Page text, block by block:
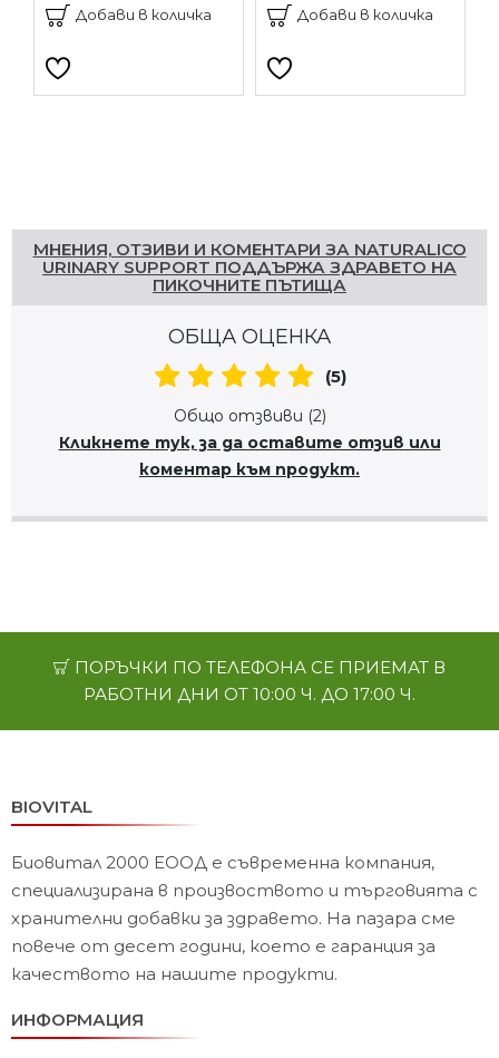
Добави в количка Добави в количка
МНЕНИЯ, ОТЗИВИ И КОМЕНТАРИ ЗА NATURALICO
URINARY SUPPORT ПОДДЪРЖА ЗДРАВЕТО НА
ПИКОЧНИТЕ ПЪТИЩА
ОБЩА ОЦЕНКА
(5)
Общо отзвиви (2)
Кликнете тук, за да оставите отзив или
коментар към продукт.
ПОРЪЧКИ ПО ТЕЛЕФОНА СЕ ПРИЕМАТ В
РАБОТНИ ДНИ ОТ 10:00 Ч. ДО 17:00 Ч.
BIOVITAL
Биовитал 2000 ЕООД е съвременна компания,
специализирана в произвоството и търговията с
хранителни добавки за здравето. На пазара сме
повече от десет години, което е гаранция за
качеството на нашите продукти.
ИНФОРМАЦИЯ